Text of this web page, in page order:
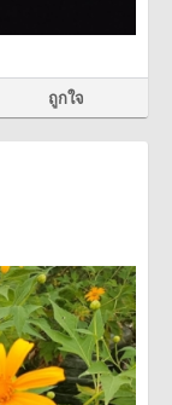
ถูกใจ